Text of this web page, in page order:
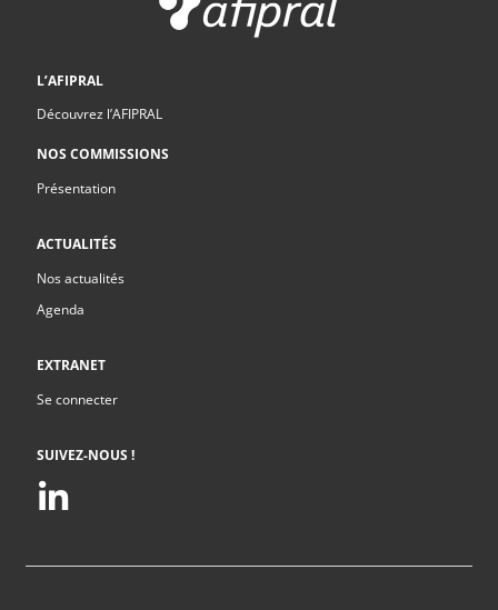
L’AFIPRAL
Découvrez l’AFIPRAL
NOS COMMISSIONS
Présentation
ACTUALITÉS
Nos actualités
Agenda
EXTRANET
Se connecter
SUIVEZ-NOUS !